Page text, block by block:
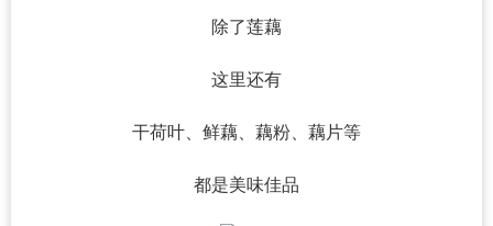
除了莲藕
这里还有
干荷叶、鲜藕、藕粉、藕片等
都是美味佳品